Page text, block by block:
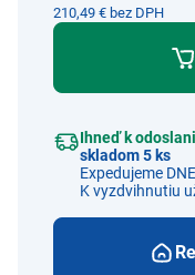
210,49 € bez DPH
Ihneď k
skladom 5 ks
Expedujeme
K vyzdvihnutiu